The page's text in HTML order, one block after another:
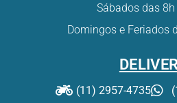
Sábados das
Domingos e Feriados
(11) 2957-4735